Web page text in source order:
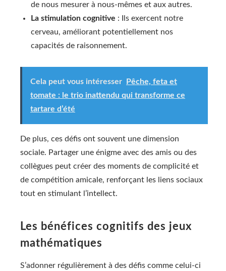
de nous mesurer à nous-mêmes et aux autres.
La stimulation cognitive : Ils exercent notre
cerveau, améliorant potentiellement nos
capacités de raisonnement.
Cela peut vous intéresser
Pêche, feta et
tomate : le trio inattendu qui transforme ce
tartare d’été
De plus, ces défis ont souvent une dimension
sociale. Partager une énigme avec des amis ou des
collègues peut créer des moments de complicité et
de compétition amicale, renforçant les liens sociaux
tout en stimulant l’intellect.
Les bénéfices cognitifs des jeux
mathématiques
S’adonner régulièrement à des défis comme celui-ci